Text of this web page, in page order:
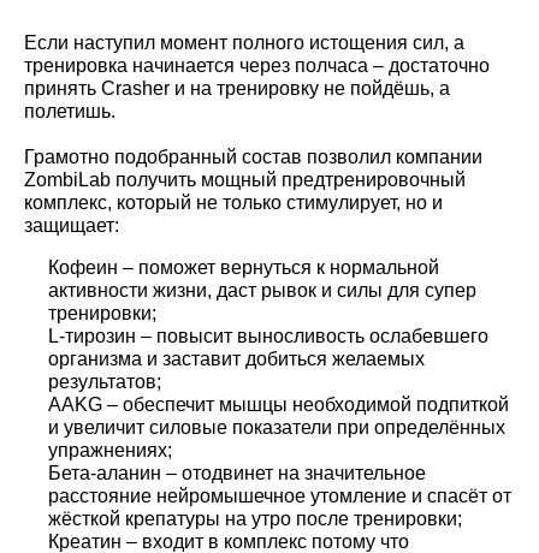
Если наступил момент полного истощения сил, а
тренировка начинается через полчаса – достаточно
принять Crasher и на тренировку не пойдёшь, а
полетишь.
Грамотно подобранный состав позволил компании
ZombiLab получить мощный предтренировочный
комплекс, который не только стимулирует, но и
защищает:
Кофеин – поможет вернуться к нормальной
активности жизни, даст рывок и силы для супер
тренировки;
L-тирозин – повысит выносливость ослабевшего
организма и заставит добиться желаемых
результатов;
AAKG – обеспечит мышцы необходимой подпиткой
и увеличит силовые показатели при определённых
упражнениях;
Бета-аланин – отодвинет на значительное
расстояние нейромышечное утомление и спасёт от
жёсткой крепатуры на утро после тренировки;
Креатин – входит в комплекс потому что